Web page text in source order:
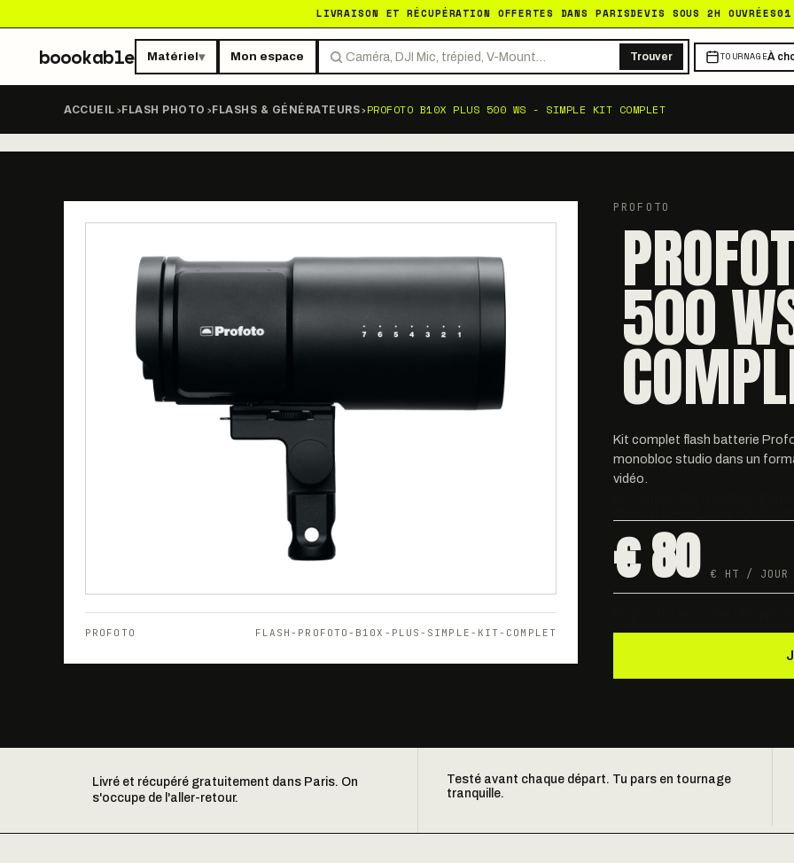
LIVRAISON ET RÉCUPÉRATION OFFERTES DANS PARISDEVIS SOUS 2H OUVRÉES
boookable Matériel▾ Mon espace Trouver TOURNAGEÀ
ACCUEIL ›FLASH PHOTO ›FLASHS & GÉNÉRATEURS›PROFOTO B10X PLUS 500 WS - SIMPLE KIT COMPLET
PROFOTO FLASH-PROFOTO-B10X-PLUS-SIMPLE-KIT-COMPLET
PROFOTO
500
Kit complet flash batterie
monobloc studio dans un
vidéo.
€ 80 € HT / JOUR
Livré et récupéré gratuitement dans Paris. On
s'occupe de l'aller-retour.
Testé avant chaque départ. Tu pars en tournage
tranquille.